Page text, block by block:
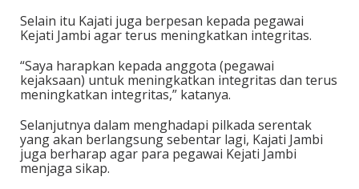
Selain itu Kajati juga berpesan kepada pegawai
Kejati Jambi agar terus meningkatkan integritas.
“Saya harapkan kepada anggota (pegawai
kejaksaan) untuk meningkatkan integritas dan terus
meningkatkan integritas,” katanya.
Selanjutnya dalam menghadapi pilkada serentak
yang akan berlangsung sebentar lagi, Kajati Jambi
juga berharap agar para pegawai Kejati Jambi
menjaga sikap.